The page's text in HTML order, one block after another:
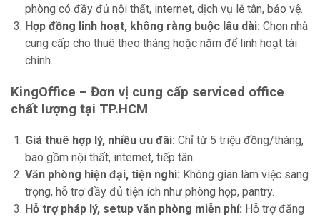
phòng có đầy đủ nội thất, internet, dịch vụ lễ tân, bảo vệ.
Hợp đồng linh hoạt, không ràng buộc lâu dài: Chọn nhà
cung cấp cho thuê theo tháng hoặc năm để linh hoạt tài
chính.
KingOffice – Đơn vị cung cấp serviced office
chất lượng tại TP.HCM
Giá thuê hợp lý, nhiều ưu đãi: Chỉ từ 5 triệu đồng/tháng,
bao gồm nội thất, internet, tiếp tân.
Văn phòng hiện đại, tiện nghi: Không gian làm việc sang
trọng, hỗ trợ đầy đủ tiện ích như phòng họp, pantry.
Hỗ trợ pháp lý, setup văn phòng miễn phí: Hỗ trợ đăng